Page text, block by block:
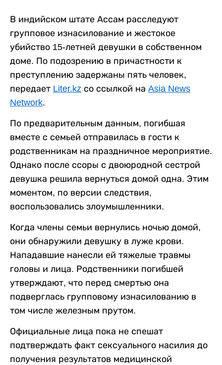
В индийском штате Ассам расследуют
групповое изнасилование и жестокое
убийство 15-летней девушки в собственном
доме. По подозрению в причастности к
преступлению задержаны пять человек,
передает Liter.kz со ссылкой на Asia News
Network.
По предварительным данным, погибшая
вместе с семьей отправилась в гости к
родственникам на праздничное мероприятие.
Однако после ссоры с двоюродной сестрой
девушка решила вернуться домой одна. Этим
моментом, по версии следствия,
воспользовались злоумышленники.
Когда члены семьи вернулись ночью домой,
они обнаружили девушку в луже крови.
Нападавшие нанесли ей тяжелые травмы
головы и лица. Родственники погибшей
утверждают, что перед смертью она
подверглась групповому изнасилованию в
том числе железным прутом.
Официальные лица пока не спешат
подтверждать факт сексуального насилия до
получения результатов медицинской